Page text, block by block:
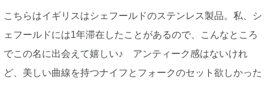
こちらはイギリスはシェフールドのステンレス製品。私、シ
ェフールドには1年滞在したことがあるので、こんなところ
でこの名に出会えて嬉しい♪ アンティーク感はないけれ
ど、美しい曲線を持つナイフとフォークのセット欲しかった